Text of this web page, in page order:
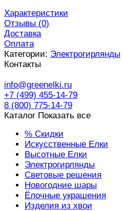
Характеристики
Отзывы (0)
Доставка
Оплата
Категории: Электрогирлянды
Контакты
info@greenelki.ru
+7 (499) 455-14-79
8 (800) 775-14-79
Каталог Показать все
% Скидки
Искусственные Елки
Высотные Елки
Электрогирлянды
Световые решения
Новогодние шары
Ёлочные украшения
Изделия из хвои